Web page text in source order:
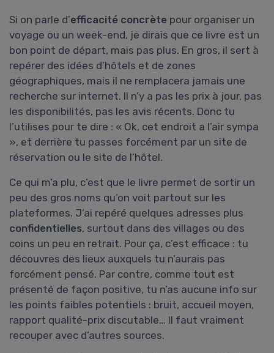
Si on parle d’efficacité concrète pour organiser un
voyage ou un week-end, je dirais que ce livre est un
bon point de départ, mais pas plus. En gros, il sert à
repérer des idées d’hôtels et de zones
géographiques, mais il ne remplacera jamais une
recherche sur internet. Il n’y a pas les prix à jour, pas
les disponibilités, pas les avis récents. Donc tu
l’utilises pour te dire : « Ok, cet endroit a l’air sympa
», et derrière tu passes forcément par un site de
réservation ou le site de l’hôtel.
Ce qui m’a plu, c’est que le livre permet de sortir un
peu des gros noms qu’on voit partout sur les
plateformes. J’ai repéré quelques adresses plus
confidentielles, surtout dans des villages ou des
coins un peu en retrait. Pour ça, c’est efficace : tu
découvres des lieux auxquels tu n’aurais pas
forcément pensé. Par contre, comme tout est
présenté de façon positive, tu n’as aucune info sur
les points faibles potentiels : bruit, accueil moyen,
rapport qualité-prix discutable… Il faut vraiment
recouper avec d’autres sources.